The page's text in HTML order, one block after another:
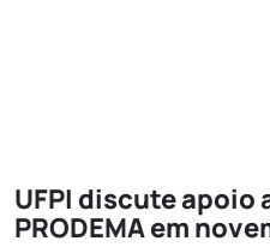
UFPI discute apoio
PRODEMA em